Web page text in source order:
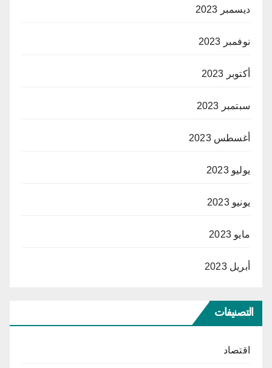
ديسمبر 2023
نوفمبر 2023
أكتوبر 2023
سبتمبر 2023
أغسطس 2023
يوليو 2023
يونيو 2023
مايو 2023
أبريل 2023
التصنيفات
اقتصاد